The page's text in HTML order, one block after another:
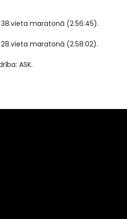
38.vieta maratonā (2.56:45).
28.vieta maratonā (2.58:02).
ASK.